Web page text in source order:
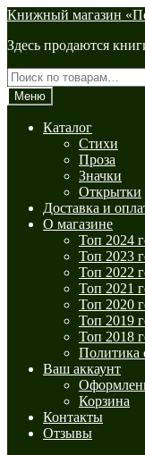
Перейти
навигации
Перейти
содержимому
Книжный магазин
Здесь продаются
Искать:
Меню
Каталог
Стихи
Проза
Значки
Открытки
Доставка и
О магазине
Топ 2024
Топ 2023
Топ 2022
Топ 2021
Топ 2020
Топ 2019
Топ 2018
Политика
Ваш аккаунт
Корзина
Контакты
Отзывы